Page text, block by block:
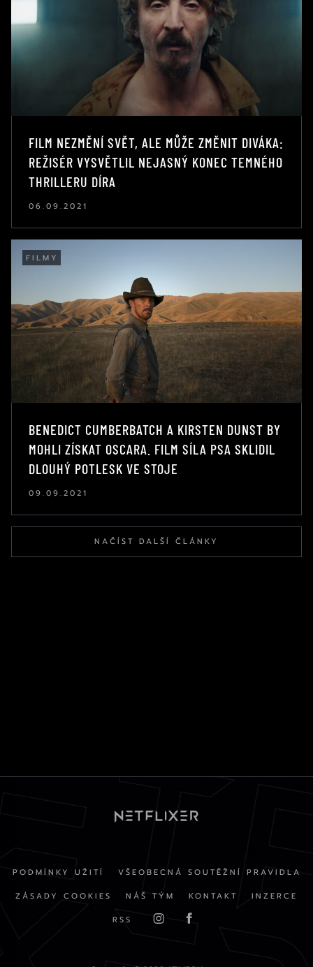
FILM NEZMĚNÍ SVĚT, ALE MŮŽE ZMĚNIT DIVÁKA:
REŽISÉR VYSVĚTLIL NEJASNÝ KONEC TEMNÉHO
THRILLERU DÍRA
06.09.2021
FILMY
BENEDICT CUMBERBATCH A KIRSTEN DUNST BY
MOHLI ZÍSKAT OSCARA. FILM SÍLA PSA SKLIDIL
DLOUHÝ POTLESK VE STOJE
09.09.2021
NAČÍST DALŠÍ ČLÁNKY
PODMÍNKY UŽITÍ
VŠEOBECNÁ SOUTĚŽNÍ PRAVIDLA
ZÁSADY COOKIES
NÁŠ TÝM KONTAKT
INZERCE
RSS